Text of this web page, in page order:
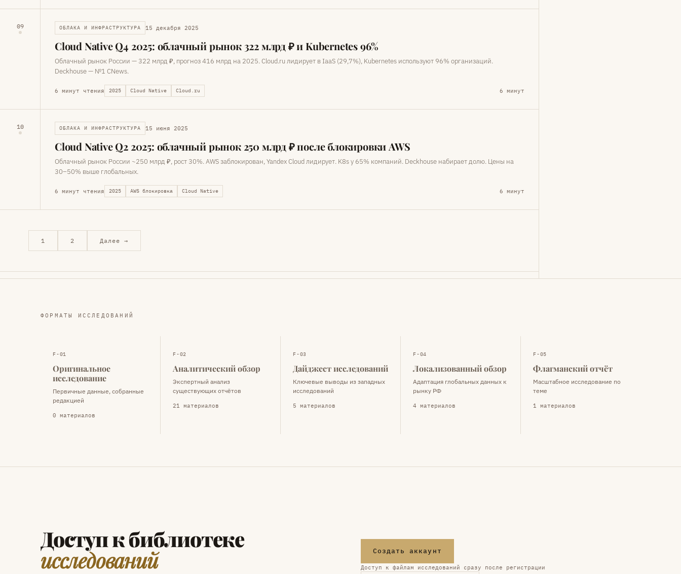
09 ОБЛАКА И ИНФРАСТРУКТУРА 15 декабря 2025
Cloud Native Q4 2025: облачный рынок 322 млрд ₽ и Kubernetes 96%
Облачный рынок России — 322 млрд ₽, прогноз 416 млрд на 2025. Cloud.ru лидирует в IaaS (29,7%), Kubernetes используют 96% организаций.
Deckhouse — №1 CNews.
6 минут чтения 2025 Cloud Native Cloud.ru 6 минут
10 ОБЛАКА И ИНФРАСТРУКТУРА 15 июня 2025
Cloud Native Q2 2025: облачный рынок 250 млрд ₽ после блокировки AWS
Облачный рынок России ~250 млрд ₽, рост 30%. AWS заблокирован, Yandex Cloud лидирует. K8s у 65% компаний. Deckhouse набирает долю. Цены на
30–50% выше глобальных.
6 минут чтения 2025 AWS блокировка Cloud Native 6 минут
1 2 Далее →
ФОРМАТЫ ИССЛЕДОВАНИЙ
F-01
Оригинальное
исследование
Первичные данные, собранные
редакцией
0 материалов
F-02
Аналитический обзор
Экспертный анализ
существующих отчётов
21 материалов
F-03
Дайджест исследований
Ключевые выводы из западных
исследований
5 материалов
F-04
Локализованный обзор
Адаптация глобальных данных к
рынку РФ
4 материалов
F-05
Флагманский отчёт
Масштабное исследование по
теме
1 материалов
Доступ к библиотеке
исследований Создать аккаунт
Доступ к файлам исследований сразу после регистрации